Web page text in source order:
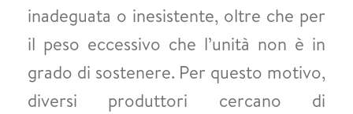
inadeguata o inesistente, oltre che per
il peso eccessivo che l’unità non è in
grado di sostenere. Per questo motivo,
diversi produttori cercano di